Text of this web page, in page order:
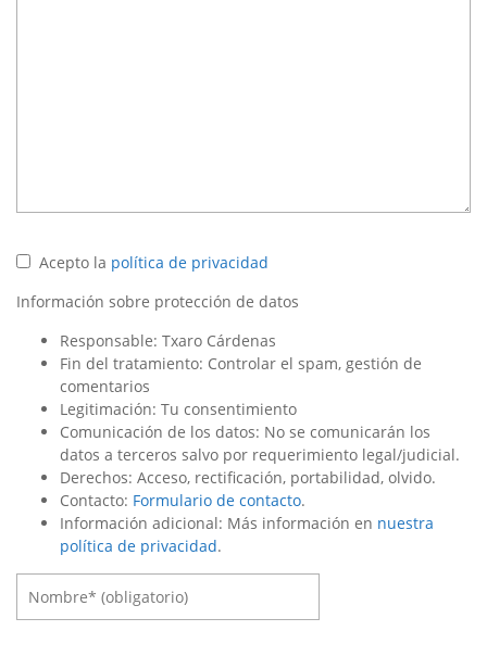
Acepto la política de privacidad
Información sobre protección de datos
Responsable: Txaro Cárdenas
Fin del tratamiento: Controlar el spam, gestión de
comentarios
Legitimación: Tu consentimiento
Comunicación de los datos: No se comunicarán los
datos a terceros salvo por requerimiento legal/judicial.
Derechos: Acceso, rectificación, portabilidad, olvido.
Contacto: Formulario de contacto.
Información adicional: Más información en nuestra
política de privacidad.